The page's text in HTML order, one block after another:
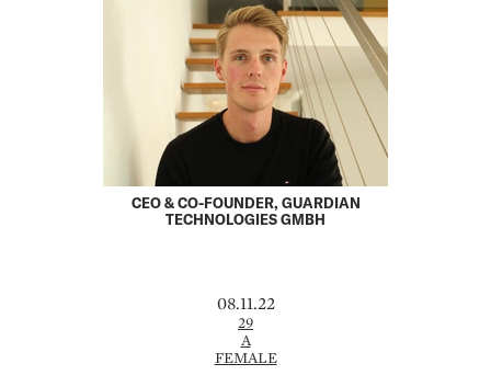
CEO & CO-FOUNDER, GUARDIAN
TECHNOLOGIES GMBH
08.11.22
29
A
FEMALE